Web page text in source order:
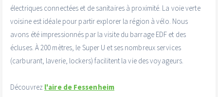
électriques connectées et de sanitaires à proximité. La voie verte
voisine est idéale pour partir explorer la région à vélo. Nous
avons été impressionnés par la visite du barrage EDF et des
écluses. À 200 mètres, le Super U et ses nombreux services
(carburant, laverie, lockers) facilitent la vie des voyageurs.
Découvrez l'aire de Fessenheim